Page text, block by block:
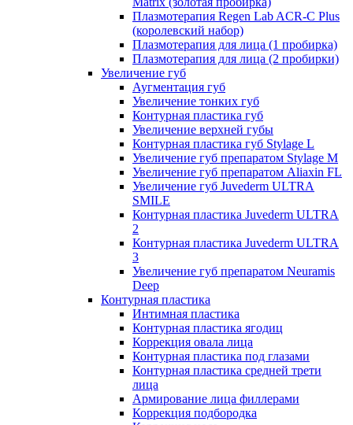
Плазмотерапия Regen Lab ACR-C Plus
(королевский набор)
Плазмотерапия для лица (1 пробирка)
Плазмотерапия для лица (2 пробирки)
Увеличение губ
Аугментация губ
Увеличение тонких губ
Контурная пластика губ
Увеличение верхней губы
Контурная пластика губ Stylage L
Увеличение губ препаратом Stylage M
Увеличение губ препаратом Aliaxin FL
Увеличение губ Juvederm ULTRA
SMILE
Контурная пластика Juvederm ULTRA
2
Контурная пластика Juvederm ULTRA
3
Увеличение губ препаратом Neuramis
Deep
Контурная пластика
Интимная пластика
Контурная пластика ягодиц
Коррекция овала лица
Контурная пластика под глазами
Контурная пластика средней трети
лица
Армирование лица филлерами
Коррекция подбородка